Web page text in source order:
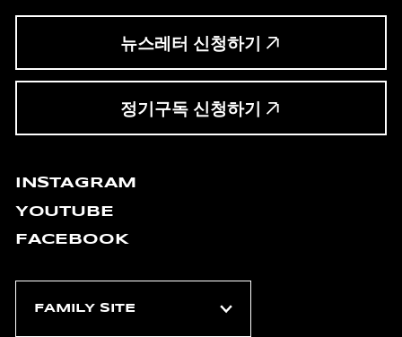
뉴스레터 신청하기
정기구독 신청하기
INSTAGRAM
YOUTUBE
FACEBOOK